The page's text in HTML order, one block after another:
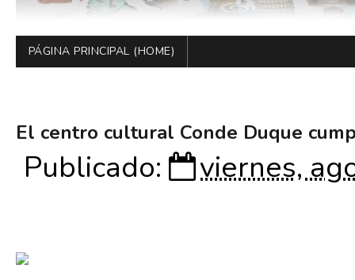
PÁGINA PRINCIPAL (HOME)
El centro cultural Conde Duque
Publicado: viernes,